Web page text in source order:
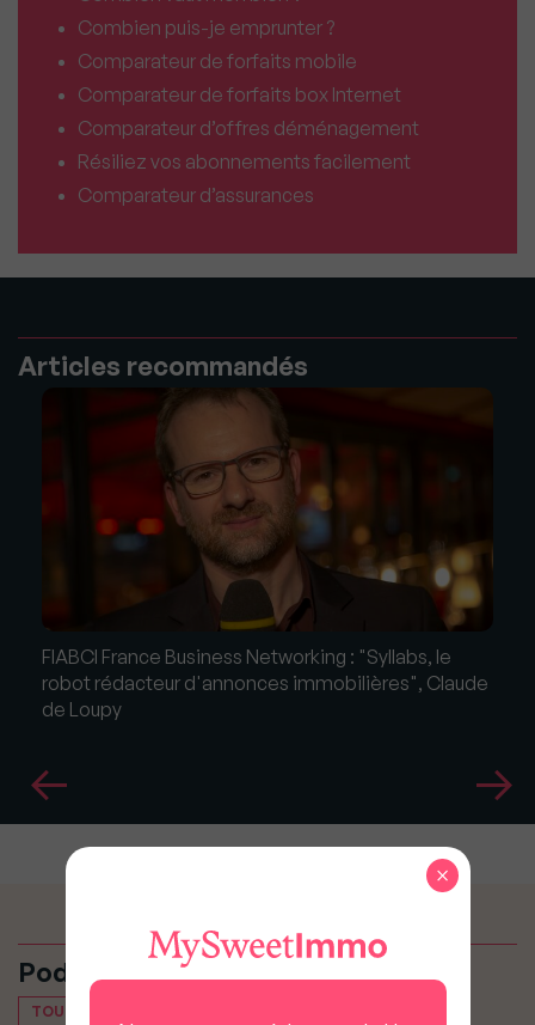
Combien puis-je emprunter ?
Comparateur de forfaits mobile
Comparateur de forfaits box Internet
Comparateur d’offres déménagement
Résiliez vos abonnements facilement
Comparateur d’assurances
Articles recommandés
FIABCI France Business Networking : "Syllabs, le
robot rédacteur d'annonces immobilières", Claude
de Loupy
Podcasts
TOUT VOIR
×